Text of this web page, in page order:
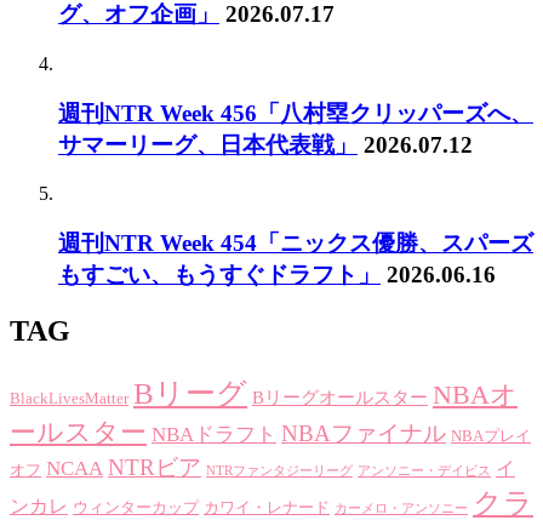
グ、オフ企画」
2026.07.17
週刊NTR Week 456「八村塁クリッパーズへ、
サマーリーグ、日本代表戦」
2026.07.12
週刊NTR Week 454「ニックス優勝、スパーズ
もすごい、もうすぐドラフト」
2026.06.16
TAG
BlackLivesMatter Bリーグ Bリーグオールスター NBAオ
ールスター NBAドラフト NBAファイナル NBAプレイ
オフ NCAA NTRビア NTRファンタジーリーグ アンソニー・デイビス
イ
ンカレ ウィンターカップ カワイ・レナード カーメロ・アンソニー
クラ